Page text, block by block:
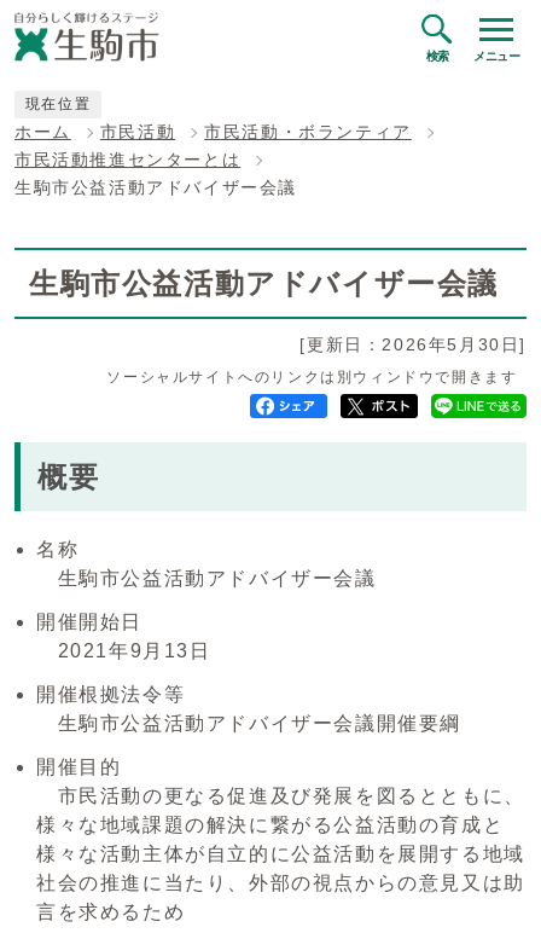
検索 メニュー
現在位置
ホーム 市民活動
市民活動・ボランティア
市民活動推進センターとは
生駒市公益活動アドバイザー会議
生駒市公益活動アドバイザー会議
[更新日：2026年5月30日]
ソーシャルサイトへのリンクは別ウィンドウで開きます
概要
名称
生駒市公益活動アドバイザー会議
開催開始日
2021年9月13日
開催根拠法令等
生駒市公益活動アドバイザー会議開催要綱
開催目的
市民活動の更なる促進及び発展を図るとともに、
様々な地域課題の解決に繋がる公益活動の育成と
様々な活動主体が自立的に公益活動を展開する地域
社会の推進に当たり、外部の視点からの意見又は助
言を求めるため